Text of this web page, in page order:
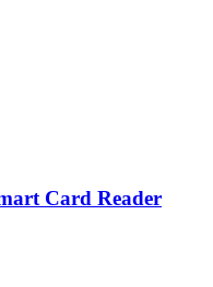
Card Reader